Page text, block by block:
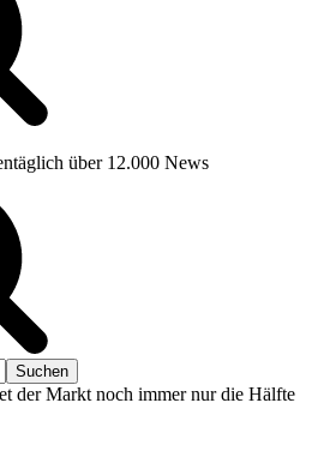
über 12.000 News
der Markt noch immer nur die Hälfte